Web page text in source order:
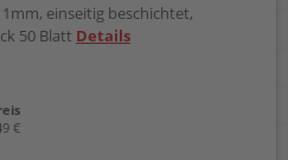
einseitig beschichtet,
50 Blatt Details
€